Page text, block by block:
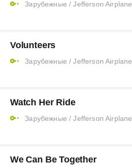
Зарубежные /Jefferson Airplane
Volunteers
Зарубежные /Jefferson Airplane
Watch Her Ride
Зарубежные /Jefferson Airplane
We Can Be Together